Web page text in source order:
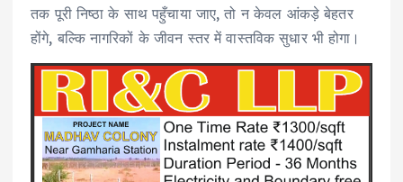
तक पूरी निष्ठा के साथ पहुँचाया जाए, तो न केवल आंकड़े बेहतर
होंगे, बल्कि नागरिकों के जीवन स्तर में वास्तविक सुधार भी होगा।